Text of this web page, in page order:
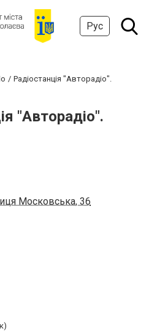
Рус
Радіостанція "Авторадіо".
"Авторадіо".
Московська, 36